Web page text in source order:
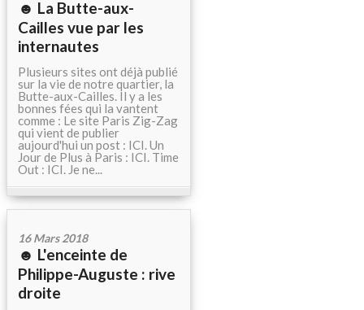
☻ La Butte-aux-
Cailles vue par les
internautes
Plusieurs sites ont déjà publié
sur la vie de notre quartier, la
Butte-aux-Cailles. Il y a les
bonnes fées qui la vantent
comme : Le site Paris Zig-Zag
qui vient de publier
aujourd'hui un post : ICI. Un
Jour de Plus à Paris : ICI. Time
Out : ICI. Je ne...
16 Mars 2018
☻ L'enceinte de
Philippe-Auguste : rive
droite